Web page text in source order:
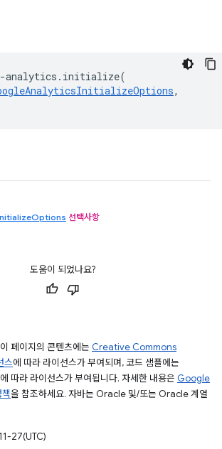
-analytics . initialize(
,
선택사항
도움이 되었나요?
페이지의 콘텐츠에는 Creative Commons
스에 따라 라이선스가 부여되며, 코드 샘플에는
에 따라 라이선스가 부여됩니다. 자세한 내용은 Google
을 참조하세요. 자바는 Oracle 및/또는 Oracle 계열
27(UTC)